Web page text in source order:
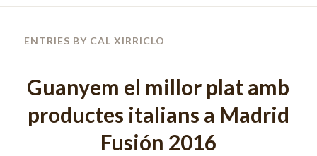
ENTRIES BY CAL XIRRICLO
Guanyem el millor plat amb
productes italians a Madrid
Fusión 2016